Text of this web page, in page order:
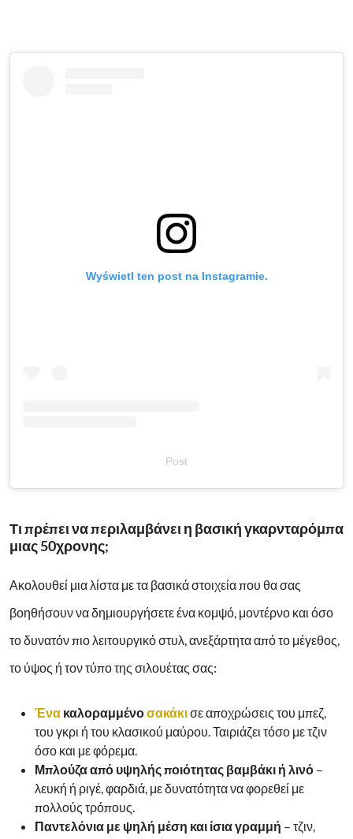
Wyświetl ten post na Instagramie.
Post
Τι πρέπει να περιλαμβάνει η βασική γκαρνταρόμπα
μιας 50χρονης;
Ακολουθεί μια λίστα με τα βασικά στοιχεία που θα σας
βοηθήσουν να δημιουργήσετε ένα κομψό, μοντέρνο και όσο
το δυνατόν πιο λειτουργικό στυλ, ανεξάρτητα από το μέγεθος,
το ύψος ή τον τύπο της σιλουέτας σας:
Ένα καλοραμμένοσακάκισε αποχρώσεις του μπεζ,
του γκρι ή του κλασικού μαύρου. Ταιριάζει τόσο με τζιν
όσο και με φόρεμα.
Μπλούζα από υψηλής ποιότητας βαμβάκι ή λινό –
λευκή ή ριγέ, φαρδιά, με δυνατότητα να φορεθεί με
πολλούς τρόπους.
Παντελόνια με ψηλή μέση και ίσια γραμμή – τζιν,